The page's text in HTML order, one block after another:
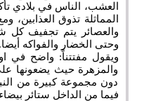
العشب، الناس في بلادي
المماثلة تذوق
والعصائر يتم تجفيف كل
وحتى الخضار والفواكه
ويقول مفتتناً: واضح في
والمزهرة حيث يضعونها
دون مجموعة كبيرة من
فيما من الداخل ستائر